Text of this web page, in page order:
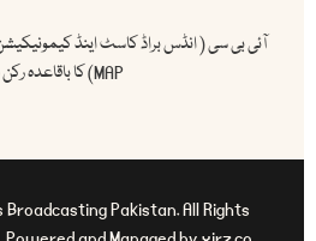
MAP) کا باقاعدہ رکن ہے ۔
Pakistan. All Rights